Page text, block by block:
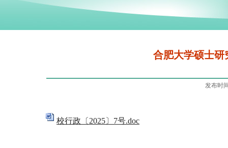
合肥大学硕士研
发布时
校行政〔2025〕7号.doc